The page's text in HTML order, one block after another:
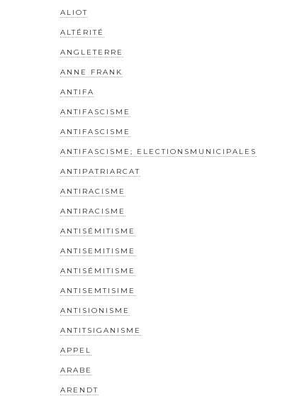
ALIOT
ALTÉRITÉ
ANGLETERRE
ANNE FRANK
ANTIFA
ANTIFASCISME
ANTIFASCISME
ANTIFASCISME; ELECTIONSMUNICIPALES
ANTIPATRIARCAT
ANTIRACISME
ANTIRACISME
ANTISÉMITISME
ANTISEMITISME
ANTISÉMITISME
ANTISEMTISIME
ANTISIONISME
ANTITSIGANISME
APPEL
ARABE
ARENDT